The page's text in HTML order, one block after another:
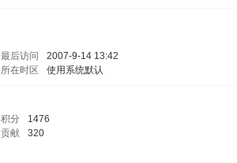
最后访问 2007-9-14 13:42
所在时区 使用系统默认
积分 1476
贡献 320